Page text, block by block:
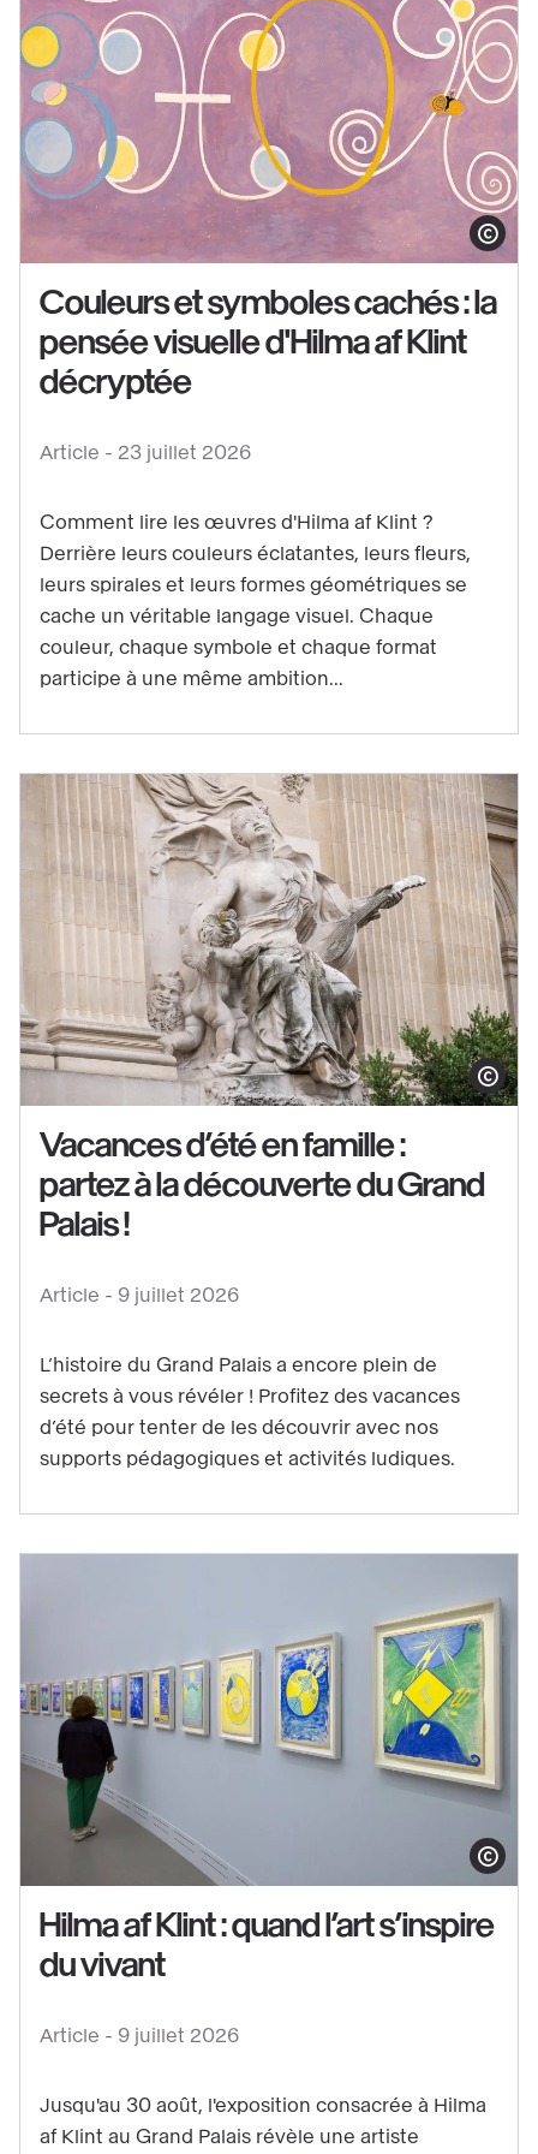
Voir
contenu
Couleurs
symboles
d'Hilma
af
Klint
Afficher le
Couleurs et symboles cachés : la
pensée visuelle d'Hilma af Klint
décryptée
Article - 23 juillet 2026
Comment lire les œuvres d'Hilma af Klint ?
Derrière leurs couleurs éclatantes, leurs fleurs,
leurs spirales et leurs formes géométriques se
cache un véritable langage visuel. Chaque
couleur, chaque symbole et chaque format
participe à une même ambition...
Voir
famille
à
la
Palais
!
Afficher le
Vacances d’été en famille :
partez à la découverte du Grand
Palais !
Article - 9 juillet 2026
L’histoire du Grand Palais a encore plein de
secrets à vous révéler ! Profitez des vacances
d’été pour tenter de les découvrir avec nos
supports pédagogiques et activités ludiques.
Voir
contenu
Hilma
af
Afficher le
Hilma af Klint : quand l’art s’inspire
du vivant
Article - 9 juillet 2026
Jusqu'au 30 août, l'exposition consacrée à Hilma
af Klint au Grand Palais révèle une artiste